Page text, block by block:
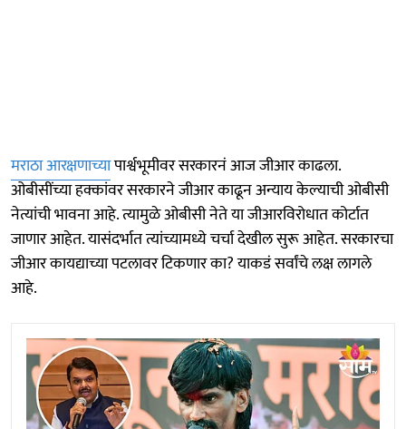
मराठा आरक्षणाच्यापार्श्वभूमीवर सरकारनं आज जीआर काढला.
ओबीसींच्या हक्कांवर सरकारने जीआर काढून अन्याय केल्याची ओबीसी
नेत्यांची भावना आहे. त्यामुळे ओबीसी नेते या जीआरविरोधात कोर्टात
जाणार आहेत. यासंदर्भात त्यांच्यामध्ये चर्चा देखील सुरू आहेत. सरकारचा
जीआर कायद्याच्या पटलावर टिकणार का? याकडं सर्वांचे लक्ष लागले
आहे.